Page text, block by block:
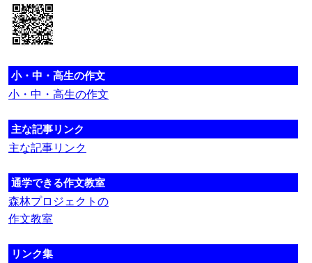
小・中・高生の作文
小・中・高生の作文
主な記事リンク
主な記事リンク
通学できる作文教室
森林プロジェクトの
作文教室
リンク集